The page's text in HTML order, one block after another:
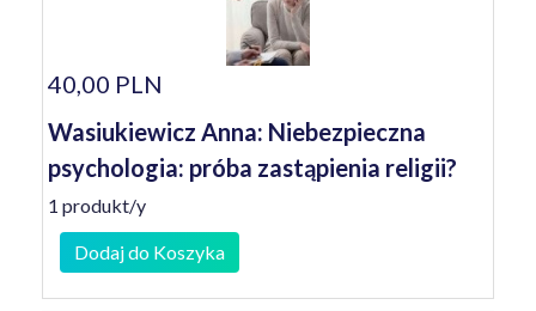
40,00 PLN
Wasiukiewicz Anna: Niebezpieczna
psychologia: próba zastąpienia religii?
1 produkt/y
Dodaj do Koszyka